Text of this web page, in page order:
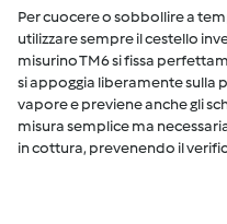
Per cuocere o sobbollire a
utilizzare sempre il cestello
misurino TM6 si fissa
si appoggia liberamente sulla
vapore e previene anche gli
misura semplice ma
in cottura, prevenendo il